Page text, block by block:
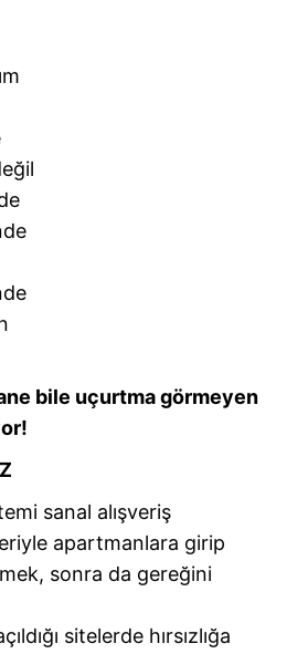
vasıtasıyla çeşitli kişisel
gerekli olan çerezler bilgi
amacıyla
çerezler, sitemizin daha işlevsel
ve sizlere yönelik
yapılması, amaçlarıyla
dahilinde kullanılacaktır.
aşağıda yer alan panel
Çerezlere ilişkin detaylı bilgi
Korunması Kanunu uyarınca
Metnimizi okumak ve sitemizde
kullanılan çerezlerle ilgili bilgi
bile uçurtma görmeyen
sanal alışveriş
apartmanlara girip
sonra da gereğini
sitelerde hırsızlığa